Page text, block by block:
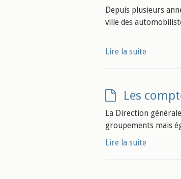
Depuis plusieurs
ville des
Lire la suite
Les
La Direction
groupements mais
Lire la suite